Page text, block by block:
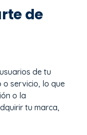
de
de tu
servicio, lo que
o la
tu marca,